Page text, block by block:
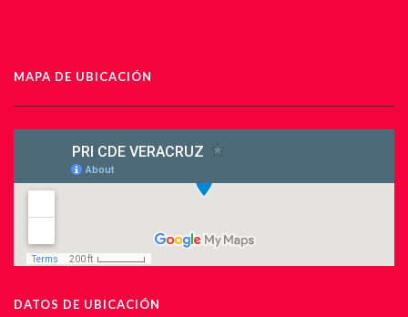
MAPA DE UBICACIÓN
DATOS DE UBICACIÓN